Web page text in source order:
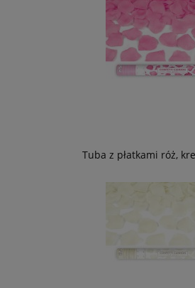
Tuba z płatkami róż,